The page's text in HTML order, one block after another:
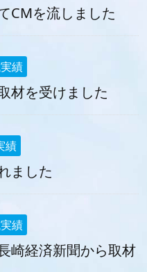
CMを流しました
績
材を受けました
績
ました
績
崎経済新聞から取材